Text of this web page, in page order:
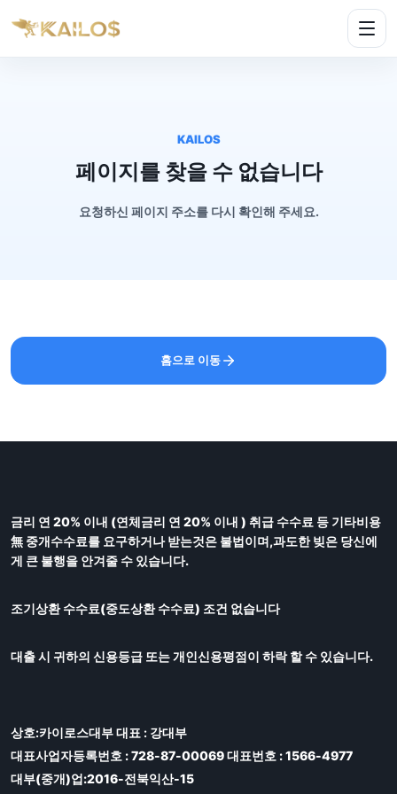
KAILOS
페이지를 찾을 수 없습니다
요청하신 페이지 주소를 다시 확인해 주세요.
홈으로 이동
금리 연 20% 이내 (연체금리 연 20% 이내 ) 취급 수수료 등 기타비용
無 중개수수료를 요구하거나 받는것은 불법이며,과도한 빚은 당신에
게 큰 불행을 안겨줄 수 있습니다.
조기상환 수수료(중도상환 수수료) 조건 없습니다
대출 시 귀하의 신용등급 또는 개인신용평점이 하락 할 수 있습니다.
상호:카이로스대부 대표 : 강대부
대표사업자등록번호 : 728-87-00069 대표번호 : 1566-4977
대부(중개)업:2016-전북익산-15